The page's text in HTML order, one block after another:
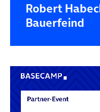
Robert
Bauerfeind